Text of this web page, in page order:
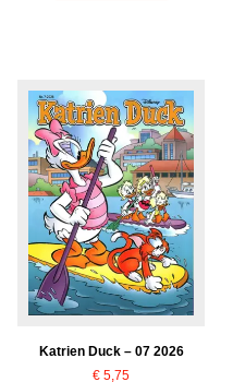
Katrien Duck – 07 2026
€ 5,75